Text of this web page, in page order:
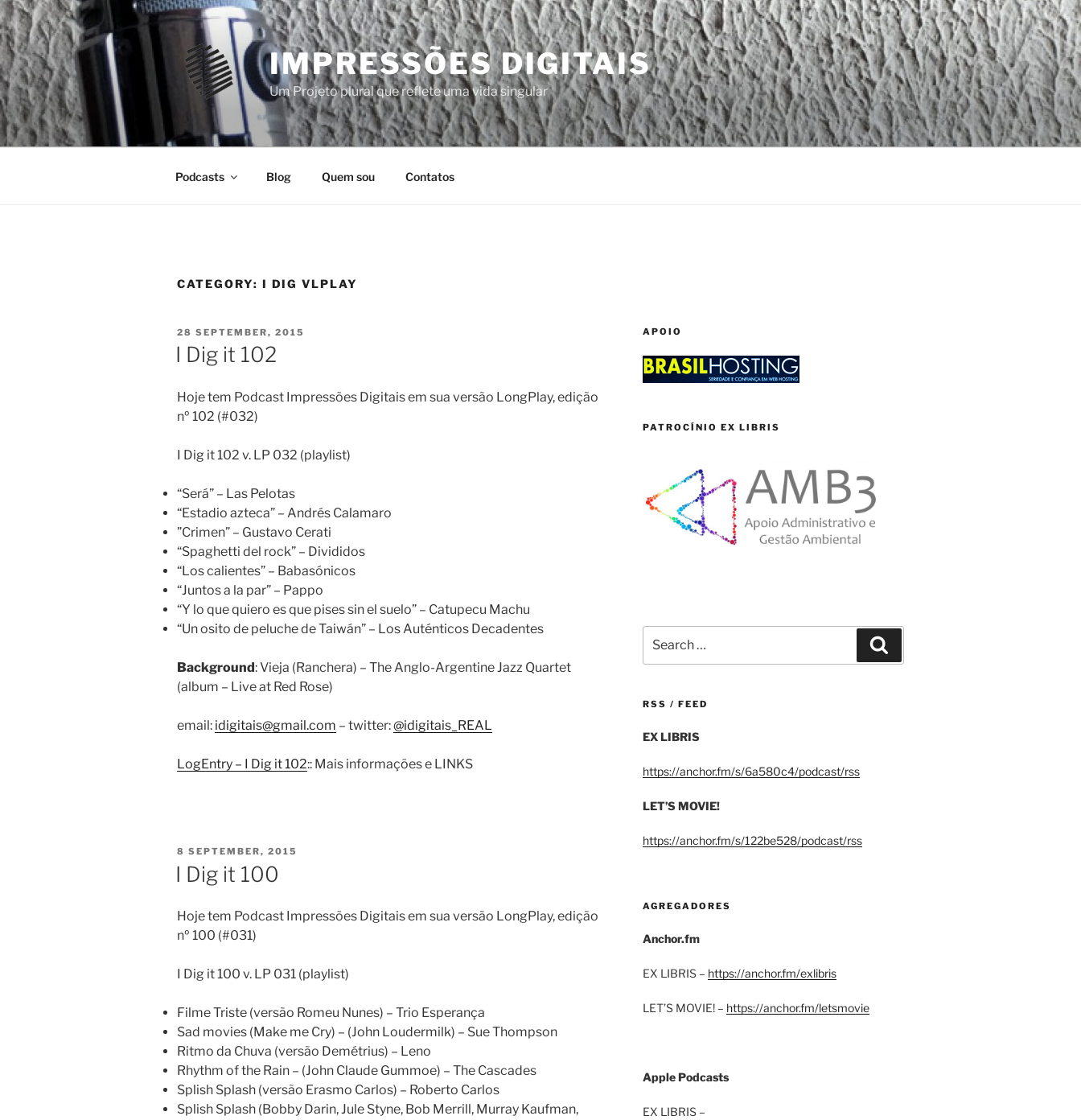
Skip
to
content
IMPRESSÕES DIGITAIS
Um Projeto plural que reflete uma vida singular
Podcasts Blog Quem sou Contatos
CATEGORY: I DIG VLPLAY
POSTED
ON
28 SEPTEMBER, 2015
I Dig it 102
Hoje tem Podcast Impressões Digitais em sua versão LongPlay, edição
nº 102 (#032)
I Dig it 102 v. LP 032 (playlist)
“Será” – Las Pelotas
“Estadio azteca” – Andrés Calamaro
”Crimen” – Gustavo Cerati
“Spaghetti del rock” – Divididos
“Los calientes” – Babasónicos
“Juntos a la par” – Pappo
“Y lo que quiero es que pises sin el suelo” – Catupecu Machu
“Un osito de peluche de Taiwán” – Los Auténticos Decadentes
Background: Vieja (Ranchera) – The Anglo-Argentine Jazz Quartet
(album – Live at Red Rose)
email: idigitais@gmail.com – twitter:@idigitais_REAL
LogEntry – I Dig it 102:: Mais informações e LINKS
POSTED
8 SEPTEMBER, 2015
I Dig it 100
Hoje tem Podcast Impressões Digitais em sua versão LongPlay, edição
nº 100 (#031)
I Dig it 100 v. LP 031 (playlist)
Filme Triste (versão Romeu Nunes) – Trio Esperança
Sad movies (Make me Cry) – (John Loudermilk) – Sue Thompson
Ritmo da Chuva (versão Demétrius) – Leno
Rhythm of the Rain – (John Claude Gummoe) – The Cascades
Splish Splash (versão Erasmo Carlos) – Roberto Carlos
Splish Splash (Bobby Darin, Jule Styne, Bob Merrill, Murray Kaufman,
APOIO
PATROCÍNIO EX LIBRIS
for:
RSS / FEED
EX LIBRIS
https://anchor.fm/s/6a580c4/podcast/rss
LET’S MOVIE!
https://anchor.fm/s/122be528/podcast/rss
AGREGADORES
Anchor.fm
EX LIBRIS – https://anchor.fm/exlibris
LET’S MOVIE! – https://anchor.fm/letsmovie
Apple Podcasts
EX LIBRIS –